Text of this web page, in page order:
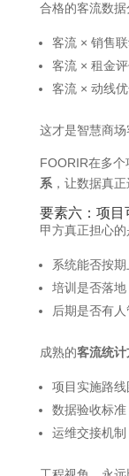
合格的客流数据
客流 × 销售
客流 × 租金
客流 × 动线
这才是智慧商场
FOORIR在多
系，让数据真正
要素六：项目
甲方真正担心的
系统能否按期
培训是否落地
后期是否有人
成熟的客流统计
项目实施路线
数据验收标准
运维交接机制